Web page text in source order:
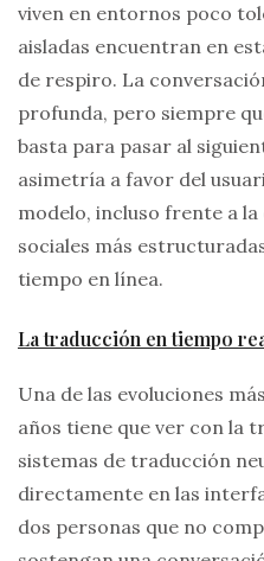
viven en entornos poco
aisladas encuentran en
de respiro. La
profunda, pero siempre
basta para pasar al
asimetría a favor del
modelo, incluso frente a
sociales más
tiempo en línea.
La traducción en tiempo
Una de las evoluciones
años tiene que ver con la
sistemas de traducción
directamente en las
dos personas que no